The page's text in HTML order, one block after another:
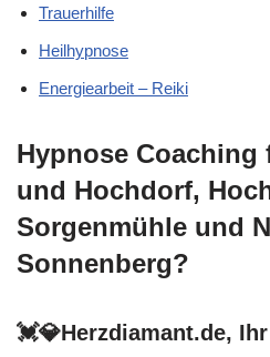
Trauerhilfe
Heilhypnose
Energiearbeit – Reiki
Hypnose Coaching
und Hochdorf,
Sorgenmühle und
Sonnenberg?
💓️💎Herzdiamant.de,